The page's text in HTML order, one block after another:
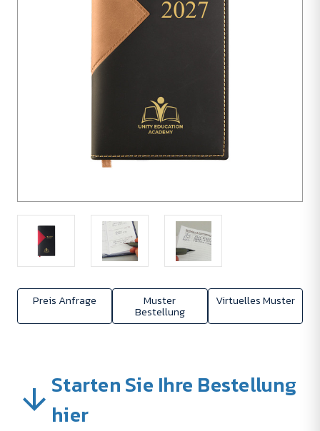
Preis Anfrage Muster
Bestellung
Virtuelles Muster
Starten Sie Ihre Bestellung
hier